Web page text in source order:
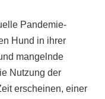
Pandemie-
Hund in ihrer
mangelnde
Nutzung der
erscheinen, einer